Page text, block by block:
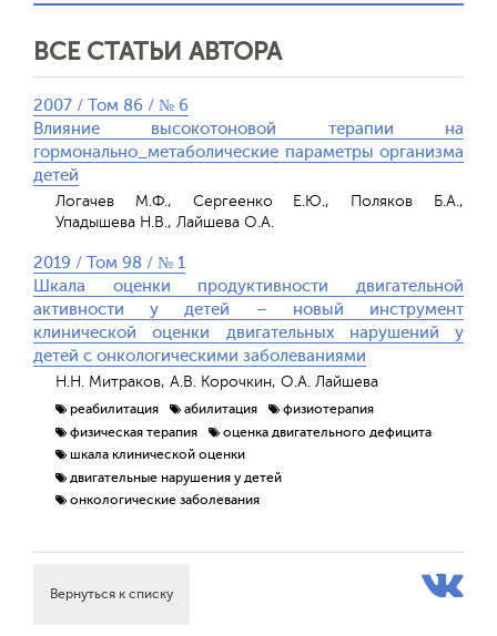
ВСЕ СТАТЬИ АВТОРА
2007 / Том 86 / № 6
Влияние высокотоновой терапии на
гормонально_метаболические параметры организма
детей
Логачев М.Ф., Сергеенко Е.Ю., Поляков Б.А.,
Упадышева Н.В., Лайшева О.А.
2019 / Том 98 / № 1
Шкала оценки продуктивности двигательной
активности у детей – новый инструмент
клинической оценки двигательных нарушений у
детей с онкологическими заболеваниями
Н.Н. Митраков, А.В. Корочкин, О.А. Лайшева
реабилитация абилитация
физиотерапия
физическая терапия
оценка двигательного дефицита
шкала клинической оценки
двигательные нарушения у детей
онкологические заболевания
Вернуться к списку